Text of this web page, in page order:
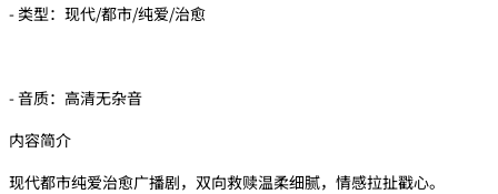
- 类型：现代/都市/纯爱/治愈
- 音质：高清无杂音
内容简介
现代都市纯爱治愈广播剧，双向救赎温柔细腻，情感拉扯戳心。